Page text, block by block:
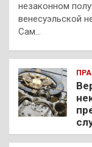
незаконном
венесуэльской
Сам…